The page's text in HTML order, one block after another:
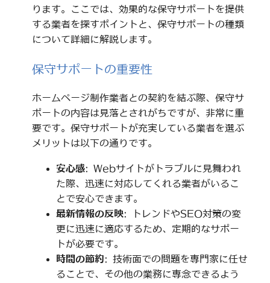
ります。ここでは、効果的な保守サポートを提供
する業者を探すポイントと、保守サポートの種類
について詳細に解説します。
保守サポートの重要性
ホームページ制作業者との契約を結ぶ際、保守サ
ポートの内容は見落とされがちですが、非常に重
要です。保守サポートが充実している業者を選ぶ
メリットは以下の通りです。
安心感: Webサイトがトラブルに見舞われ
た際、迅速に対応してくれる業者がいるこ
とで安心できます。
最新情報の反映: トレンドやSEO対策の変
更に迅速に適応するため、定期的なサポー
トが必要です。
時間の節約: 技術面での問題を専門家に任せ
ることで、その他の業務に専念できるよう